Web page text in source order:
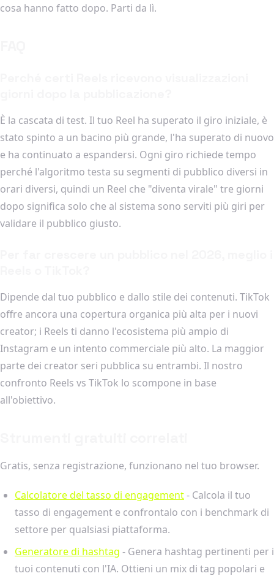
cosa hanno fatto dopo. Parti da lì.
È la cascata di test. Il tuo Reel ha superato il giro iniziale, è
stato spinto a un bacino più grande, l'ha superato di nuovo
e ha continuato a espandersi. Ogni giro richiede tempo
perché l'algoritmo testa su segmenti di pubblico diversi in
orari diversi, quindi un Reel che "diventa virale" tre giorni
dopo significa solo che al sistema sono serviti più giri per
validare il pubblico giusto.
Dipende dal tuo pubblico e dallo stile dei contenuti. TikTok
offre ancora una copertura organica più alta per i nuovi
creator; i Reels ti danno l'ecosistema più ampio di
Instagram e un intento commerciale più alto. La maggior
parte dei creator seri pubblica su entrambi. Il nostro
confronto Reels vs TikTok lo scompone in base
all'obiettivo.
Gratis, senza registrazione, funzionano nel tuo browser.
Calcolatore del tasso di engagement- Calcola il tuo
tasso di engagement e confrontalo con i benchmark di
settore per qualsiasi piattaforma.
Generatore di hashtag - Genera hashtag pertinenti per i
tuoi contenuti con l'IA. Ottieni un mix di tag popolari e